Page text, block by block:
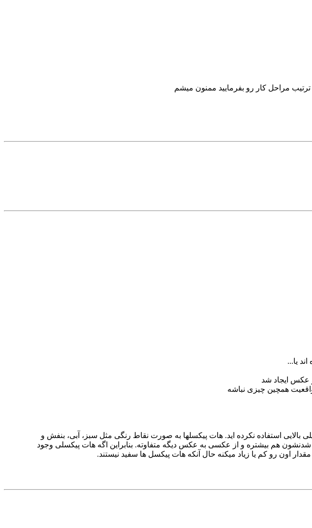
مراحل کار رو بفرمایید ممنون میشم
یا...
همچین چیزی نباشه
بالایی استفاده نکرده اید. هات پیکسلها به صورت نقاط رنگی مثل سبز، آبی، بنفش و
هم بیشتره و از عکسی به عکس دیگه متفاوته. بنابراین اگه هات پیکسلی وجود